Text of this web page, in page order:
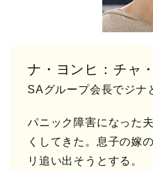
ナ・ヨンヒ：チャ
SAグループ会長でジナ
パニック障害になった
くしてきた。息子の嫁
リ追い出そうとする。